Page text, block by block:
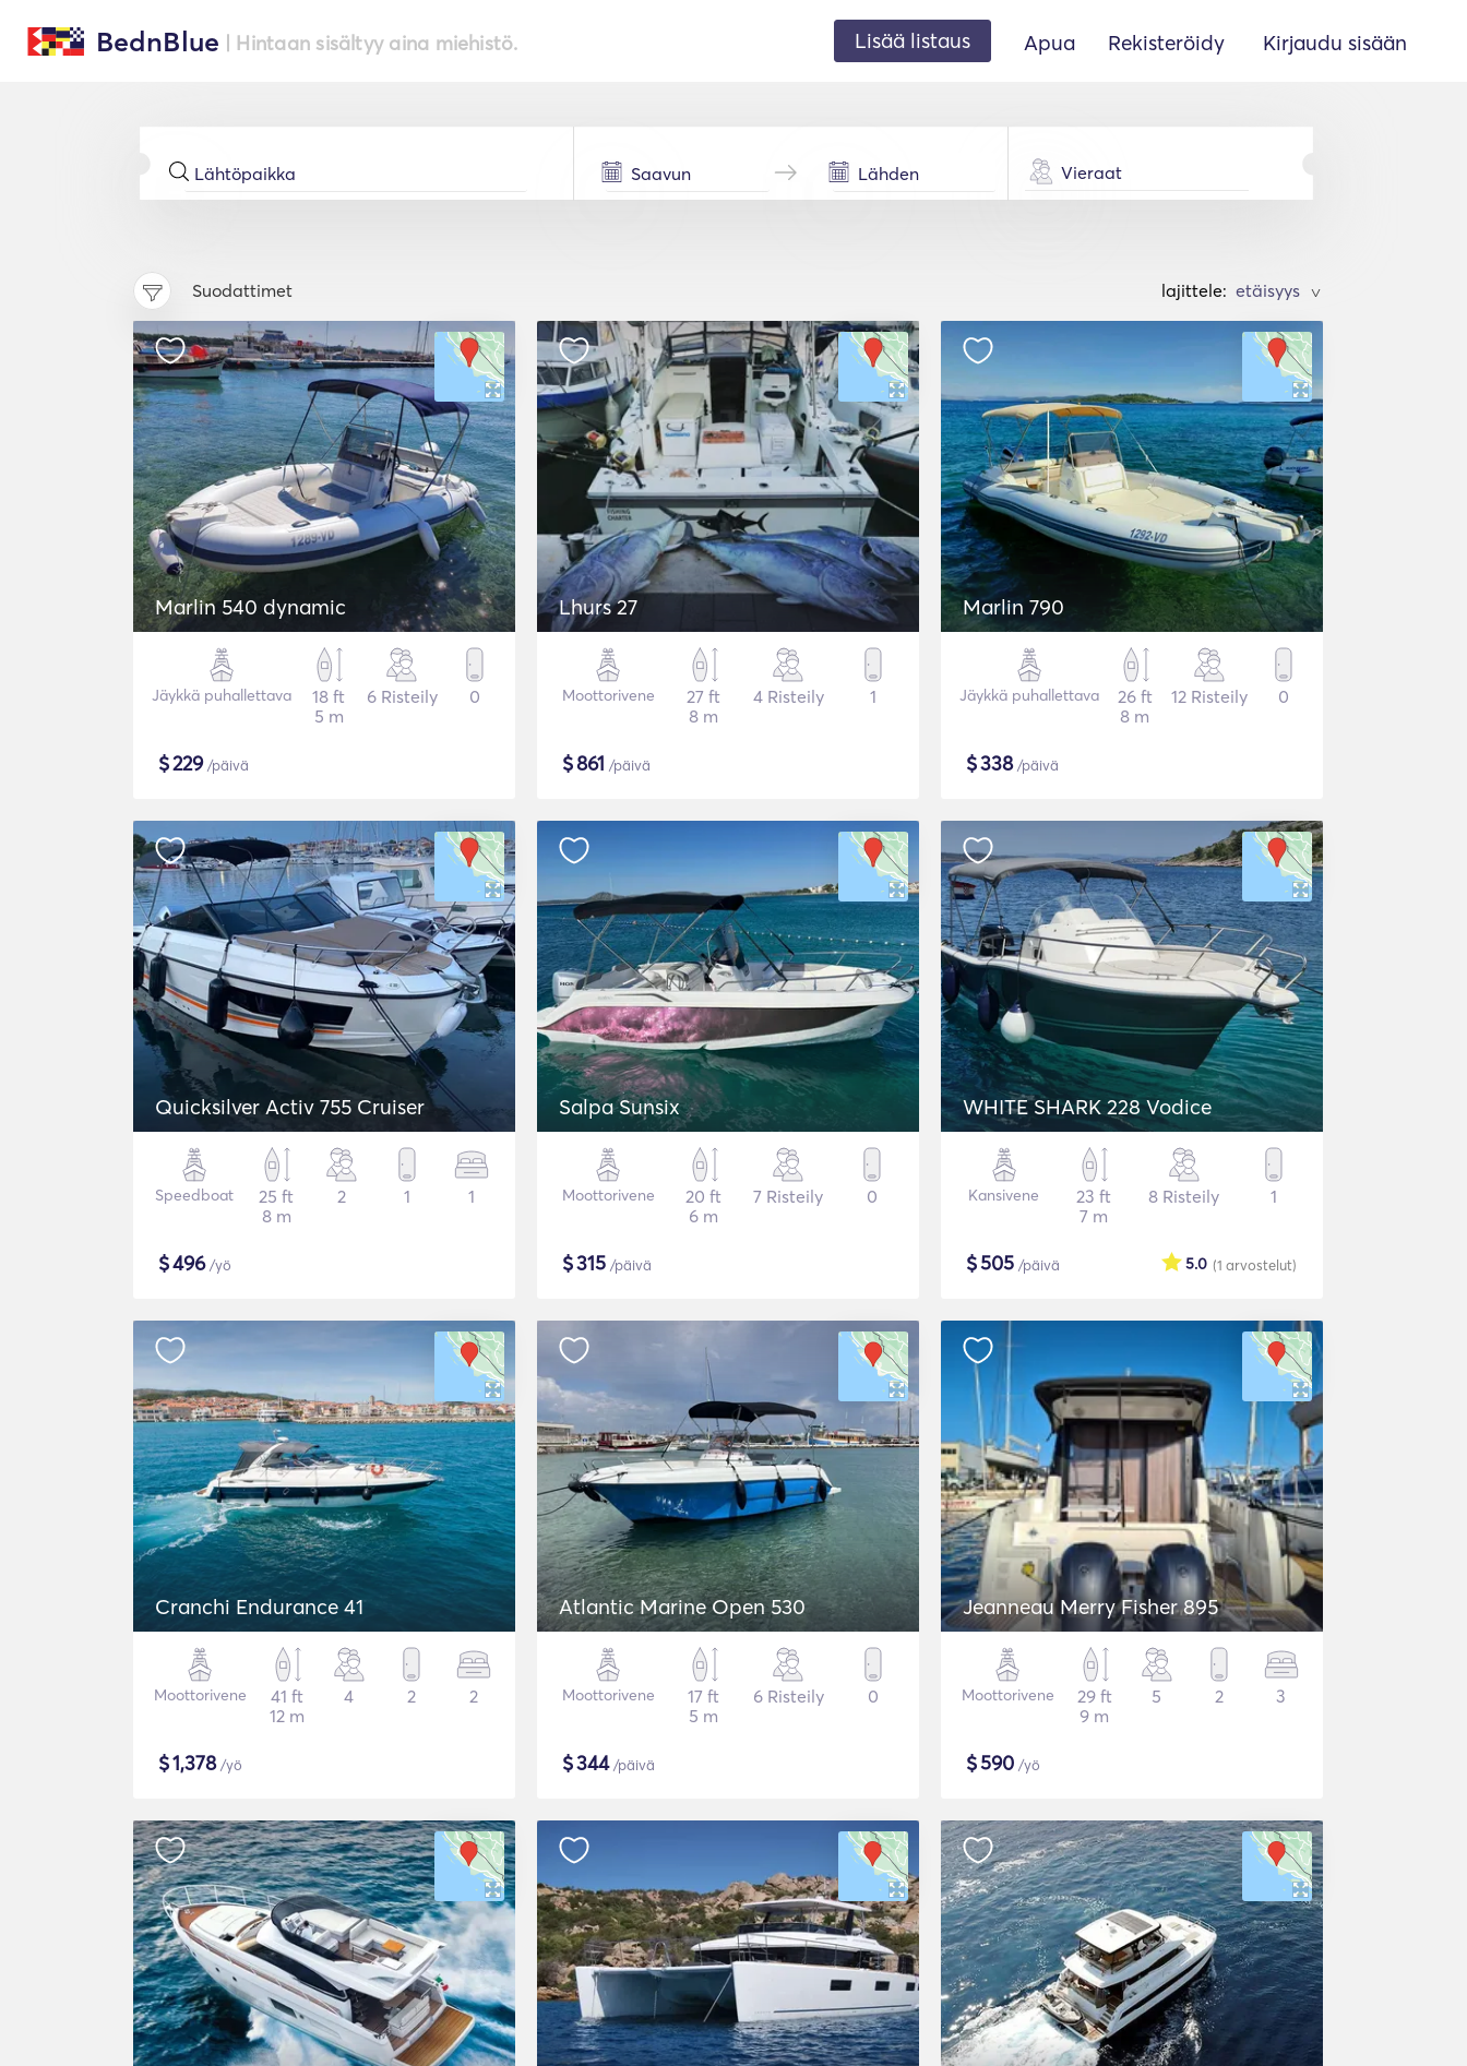
BednBlue | Hintaan sisältyy aina miehistö. Lisää listaus Apua Rekisteröidy Kirjaudu sisään
Vieraat
Suodattimet lajittele: >
Marlin 540 dynamic
Jäykkä puhallettava
18 ft
5 m
6 Risteily 0
$229/päivä
Lhurs 27
Moottorivene
27 ft
8 m
4 Risteily 1
$861 /päivä
Marlin 790
Jäykkä puhallettava
26 ft
8 m
12 Risteily 0
$338/päivä
Quicksilver Activ 755 Cruiser
Speedboat
25 ft
8 m
2 1 1
$496/yö
Salpa Sunsix
Moottorivene
20 ft
6 m
7 Risteily 0
$315 /päivä
WHITE SHARK 228 Vodice
Kansivene
23 ft
7 m
8 Risteily 1
$505 /päivä (1 arvostelut)
5.0
Cranchi Endurance 41
Moottorivene
41 ft
12 m
4 2 2
$1,378/yö
Atlantic Marine Open 530
Moottorivene
17 ft
5 m
6 Risteily 0
$344/päivä
Jeanneau Merry Fisher 895
Moottorivene
29 ft
9 m
5 2 3
$590 /yö